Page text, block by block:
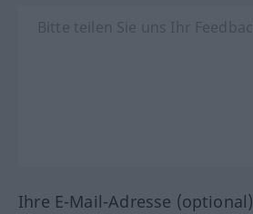
Ihre E-Mail-Adresse (optional)